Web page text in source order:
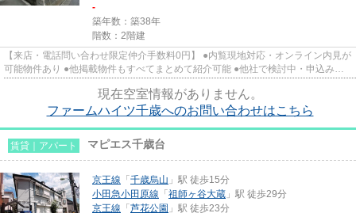
-
築年数：築38年
階数：2階建
【来店・電話問い合わせ限定仲介手数料0円】 ●内覧現地対応・オンライン内見が
可能物件あり ●他掲載物件もすべてまとめて紹介可能 ●他社で検討中・申込み済
現在空室情報がありません。
ファームハイツ千歳へのお問い合わせはこちら
賃貸｜アパート マピエス千歳台
京王線 「 千歳烏山 」駅 徒歩15分
小田急小田原線 「 祖師ヶ谷大蔵 」駅 徒歩29分
京王線 「 芦花公園 」駅 徒歩23分